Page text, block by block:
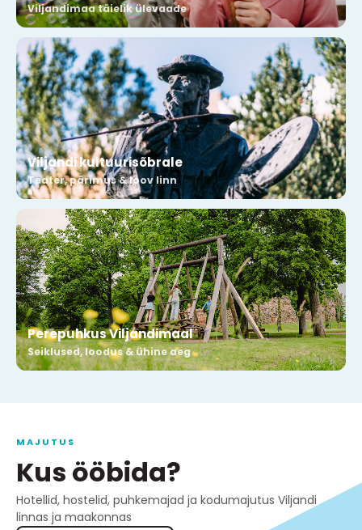
Viljandimaa täielik ülevaade
Viljandi kultuurisõbrale
Teater, pärimus & loov linn
Perepuhkus Viljandimaal
Seiklused, loodus & ühine aeg
MAJUTUS
Kus ööbida?
Hotellid, hostelid, puhkemajad ja kodumajutus Viljandi
linnas ja maakonnas